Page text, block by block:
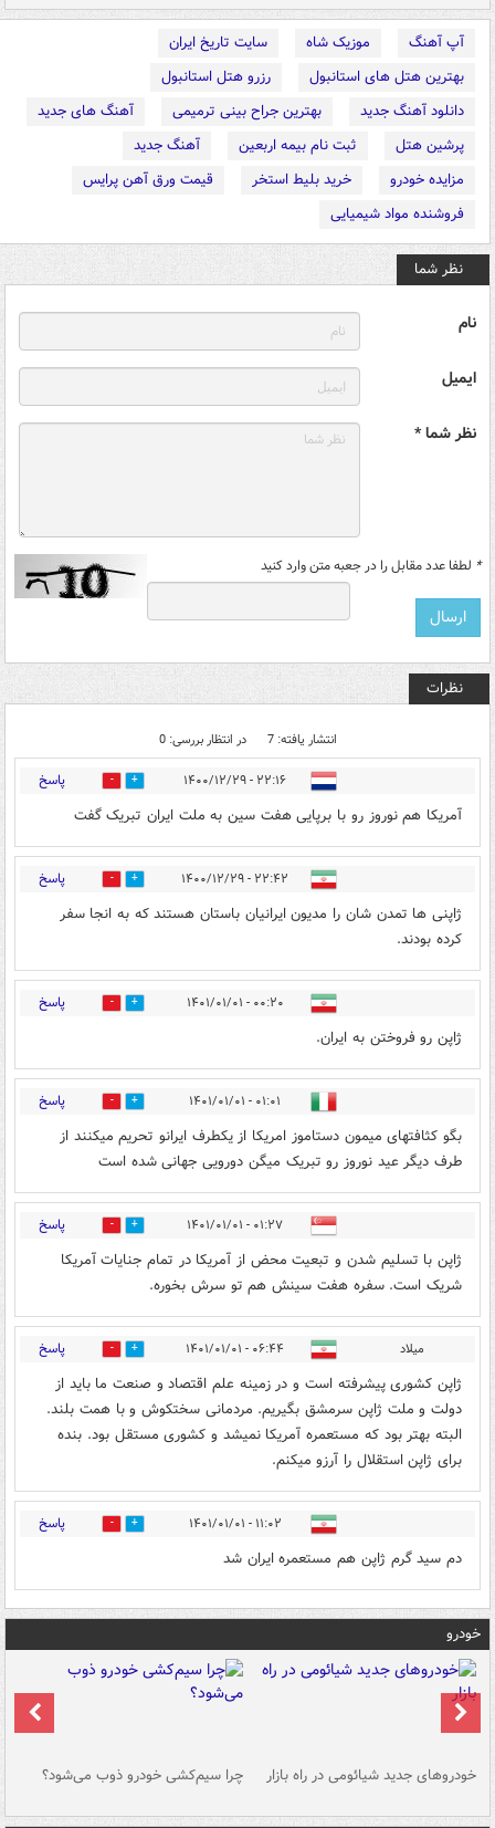
آپ آهنگ موزیک شاه
سایت تاریخ ایران
بهترین هتل های استانبول
رزرو هتل استانبول
دانلود آهنگ جدید
بهترین جراح بینی ترمیمی
آهنگ های جدید
پرشین هتل
ثبت نام بیمه اربعین
آهنگ جدید
مزایده خودرو
خرید بلیط استخر
قیمت ورق آهن پرایس
فروشنده مواد شیمیایی
نظر شما
نام
ایمیل
نظر شما *
* لطفا عدد مقابل را در جعبه متن وارد کنید
نظرات
انتشار یافته: 7 در انتظار بررسی: 0
۲۲:۱۶ - ۱۴۰۰/۱۲/۲۹ 1 پاسخ
آمریکا هم نوروز رو با برپایی هفت سین به ملت ایران تبریک گفت
۲۲:۴۲ - ۱۴۰۰/۱۲/۲۹ 1 پاسخ
ژاپنی ها تمدن شان را مدیون ایرانیان باستان هستند که به انجا سفر
کرده بودند.
۰۰:۲۰ - ۱۴۰۱/۰۱/۰۱ 0 پاسخ
ژاپن رو فروختن به ایران.
۰۱:۰۱ - ۱۴۰۱/۰۱/۰۱ 1 پاسخ
بگو کثافتهای میمون دستاموز امریکا از یکطرف ایرانو تحریم میکنند از
طرف دیگر عید نوروز رو تبریک میگن دورویی جهانی شده است
۰۱:۲۷ - ۱۴۰۱/۰۱/۰۱ 1 پاسخ
ژاپن با تسلیم شدن و تبعیت محض از آمریکا در تمام جنایات آمریکا
شریک است. سفره هفت سینش هم تو سرش بخوره.
میلاد ۰۶:۴۴ - ۱۴۰۱/۰۱/۰۱ 1 پاسخ
ژاپن کشوری پیشرفته است و در زمینه علم اقتصاد و صنعت ما باید از
دولت و ملت ژاپن سرمشق بگیریم. مردمانی سختکوش و با همت بلند.
البته بهتر بود که مستعمره آمریکا نمیشد و کشوری مستقل بود. بنده
برای ژاپن استقلال را آرزو میکنم.
۱۱:۰۲ - ۱۴۰۱/۰۱/۰۱ 0 پاسخ
دم سید گرم ژاپن هم مستعمره ایران شد
خودرو
خودروهای جدید شیائومی در راه بازار چرا سیم‌کشی خودرو ذوب می‌شود؟